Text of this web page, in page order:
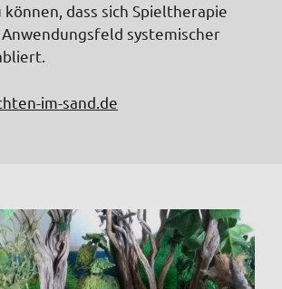
dass sich Spieltherapie
systemischer
im-sand.de